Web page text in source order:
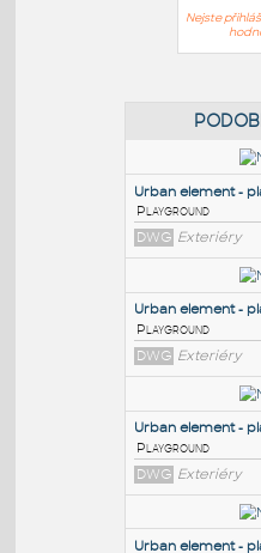
Nejste
Urban
Playground
DWG
Urban
Playground